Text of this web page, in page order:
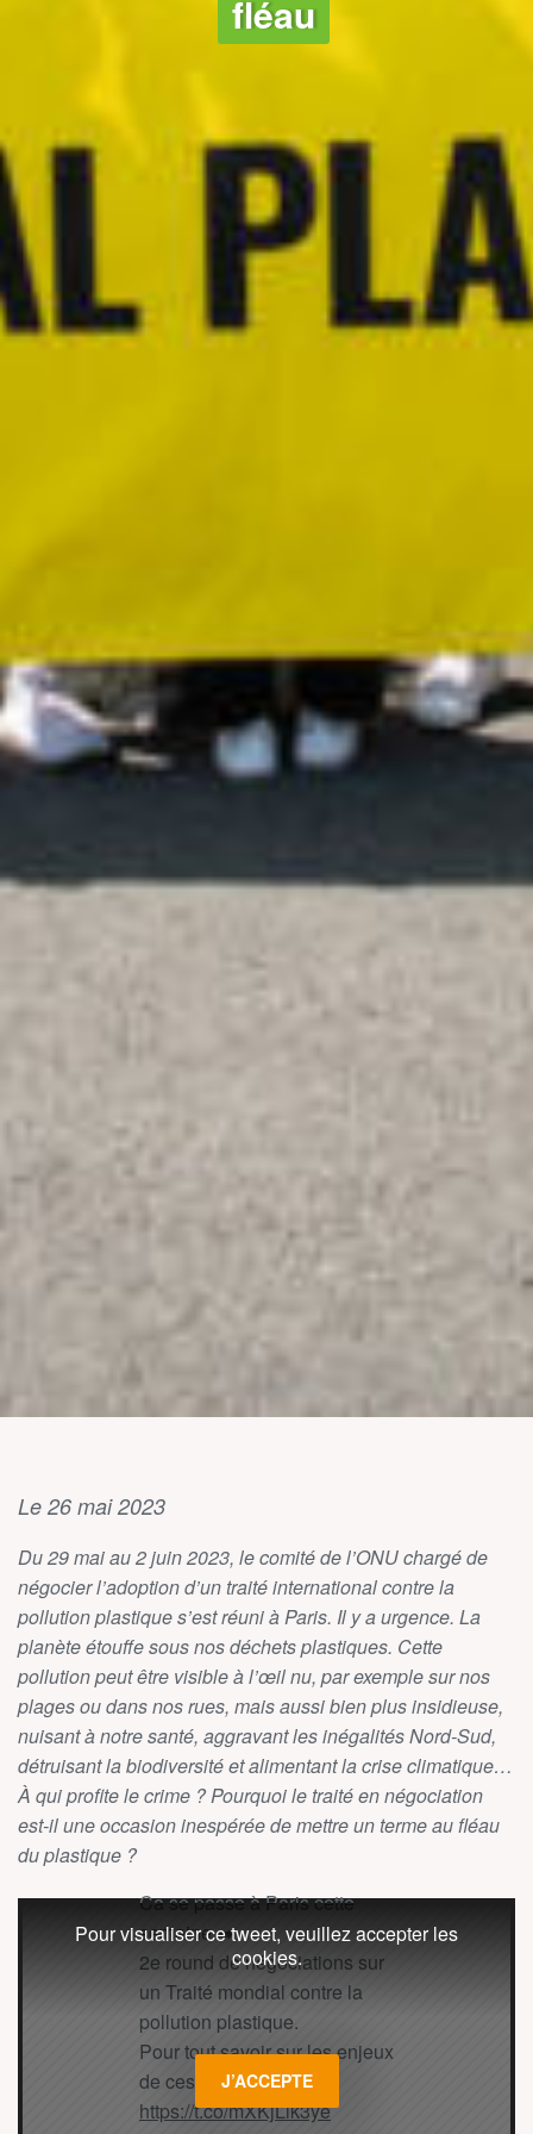
fléau
Le 26 mai 2023
Du 29 mai au 2 juin 2023, le comité de l’ONU chargé de
négocier l’adoption d’un traité international contre la
pollution plastique s’est réuni à Paris. Il y a urgence. La
planète étouffe sous nos déchets plastiques. Cette
pollution peut être visible à l’œil nu, par exemple sur nos
plages ou dans nos rues, mais aussi bien plus insidieuse,
nuisant à notre santé, aggravant les inégalités Nord-Sud,
détruisant la biodiversité et alimentant la crise climatique…
À qui profite le crime ? Pourquoi le traité en négociation
est-il une occasion inespérée de mettre un terme au fléau
du plastique ?
Ca se passe à Paris cette
semaine ➡️
2e round de négociations sur
un Traité mondial contre la
pollution plastique.
Pour tout savoir sur les enjeux
de ces négos 👉
https://t.co/mXKjLik3ye
Pour visualiser ce tweet, veuillez accepter les
cookies.
J’ACCEPTE